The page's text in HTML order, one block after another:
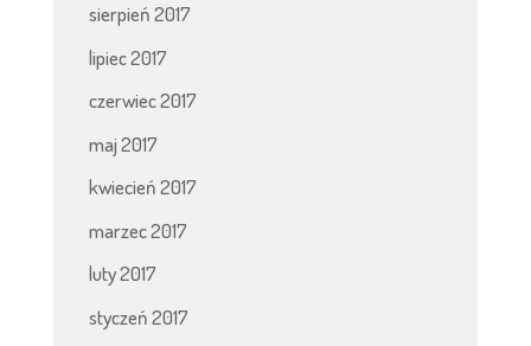
sierpień 2017
lipiec 2017
czerwiec 2017
maj 2017
kwiecień 2017
marzec 2017
luty 2017
styczeń 2017